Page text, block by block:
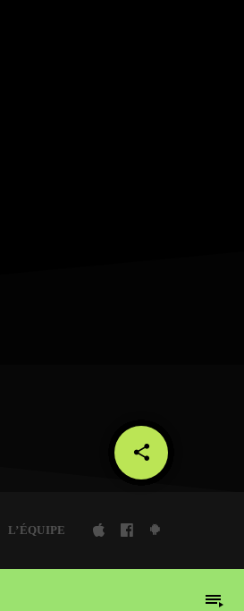
playlist_play
share
email
L’ÉQUIPE